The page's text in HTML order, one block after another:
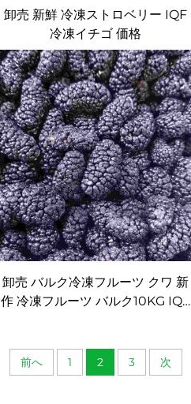
卸売 新鮮 冷凍ストロベリー IQF
冷凍イチゴ 価格
卸売 バルク冷凍フルーツ クワ 新
作 冷凍フルーツ バルク10KG IQF
前へ 1 2 3 次